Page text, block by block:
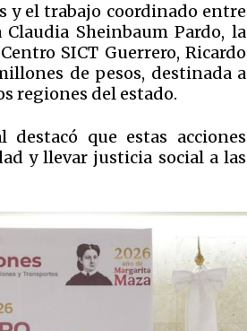
y el trabajo coordinado entre
Sheinbaum Pardo, la
SICT Guerrero, Ricardo
de pesos, destinada a
regiones del estado.
que estas acciones
y llevar justicia social a las